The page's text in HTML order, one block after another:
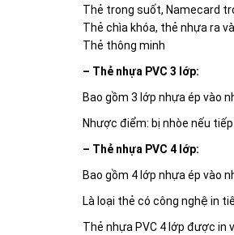
Thẻ trong suốt, Namecard
Thẻ chìa khóa, thẻ nhựa ra
Thẻ thông minh
– Thẻ nhựa PVC 3 lớp:
Bao gồm 3 lớp nhựa ép vào
Nhược điểm: bị nhòe nếu
– Thẻ nhựa PVC 4 lớp:
Bao gồm 4 lớp nhựa ép vào
Là loại thẻ có công nghệ in
Thẻ nhựa PVC 4 lớp được in